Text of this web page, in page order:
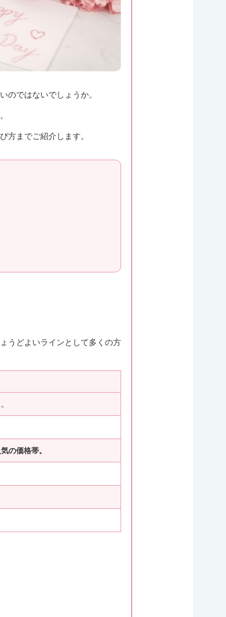
ではないでしょうか。
までご紹介します。
うどよいラインとして多くの方
の価格帯。